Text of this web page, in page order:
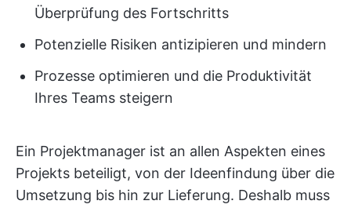
Überprüfung des Fortschritts
Potenzielle Risiken antizipieren und mindern
Prozesse optimieren und die Produktivität
Ihres Teams steigern
Ein Projektmanager ist an allen Aspekten eines
Projekts beteiligt, von der Ideenfindung über die
Umsetzung bis hin zur Lieferung. Deshalb muss